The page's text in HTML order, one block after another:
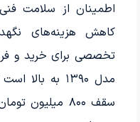
اطمینان از سلامت
کاهش هزینه‌های
تخصصی برای خرید و
مدل ۱۳۹۰ به
سقف ۸۰۰